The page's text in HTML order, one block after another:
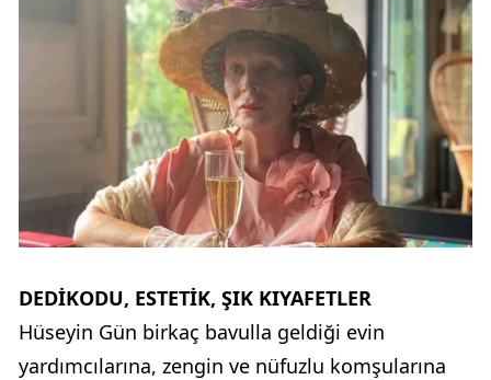
DEDİKODU, ESTETİK, ŞIK KIYAFETLER
Hüseyin Gün birkaç bavulla geldiği evin
yardımcılarına, zengin ve nüfuzlu komşularına